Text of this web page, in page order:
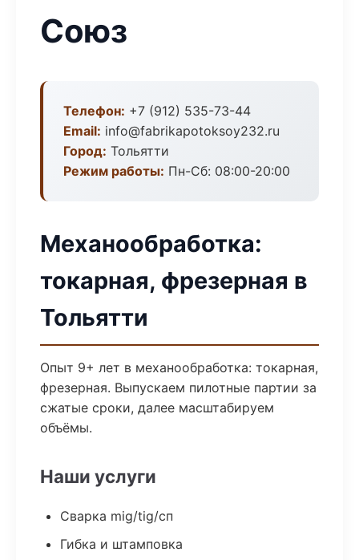
Союз
Телефон: +7 (912) 535-73-44
Email: info@fabrikapotoksoy232.ru
Город: Тольятти
Режим работы: Пн-Сб: 08:00-20:00
Механообработка:
токарная, фрезерная в
Тольятти
Опыт 9+ лет в механообработка: токарная,
фрезерная. Выпускаем пилотные партии за
сжатые сроки, далее масштабируем
объёмы.
Наши услуги
Сварка mig/tig/сп
Гибка и штамповка